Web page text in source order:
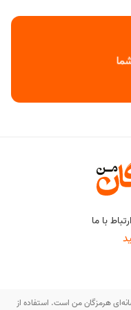
ارتباط با ما
هرمزگان من است. استفاده از